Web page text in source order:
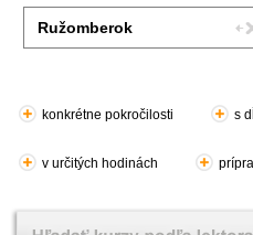
konkrétne pokročilosti s
v určitých hodinách